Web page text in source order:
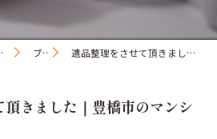
オアエイト ブログ 遺品整理をさせて頂きました｜豊橋市のマンションのご依頼
きました｜豊橋市のマンシ